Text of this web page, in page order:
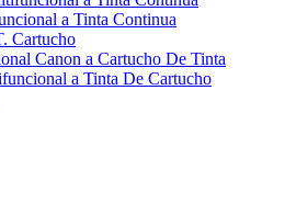
a Tinta Continua
Cartucho
Canon a Cartucho De Tinta
a Tinta De Cartucho